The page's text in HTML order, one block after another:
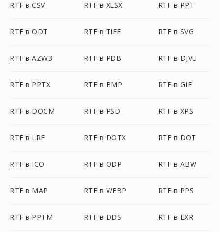
RTF в CSV RTF в XLSX RTF в PPT
RTF в ODT RTF в TIFF RTF в SVG
RTF в AZW3 RTF в PDB RTF в DJVU
RTF в PPTX RTF в BMP RTF в GIF
RTF в DOCM RTF в PSD RTF в XPS
RTF в LRF RTF в DOTX RTF в DOT
RTF в ICO RTF в ODP RTF в ABW
RTF в MAP RTF в WEBP RTF в PPS
RTF в PPTM RTF в DDS RTF в EXR